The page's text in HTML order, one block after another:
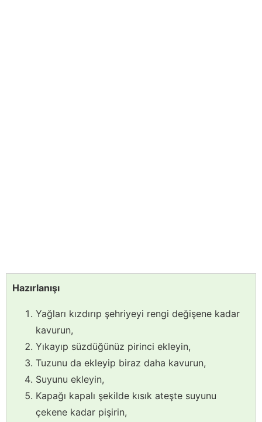
Hazırlanışı
Yağları kızdırıp şehriyeyi rengi değişene kadar
kavurun,
Yıkayıp süzdüğünüz pirinci ekleyin,
Tuzunu da ekleyip biraz daha kavurun,
Suyunu ekleyin,
Kapağı kapalı şekilde kısık ateşte suyunu
çekene kadar pişirin,